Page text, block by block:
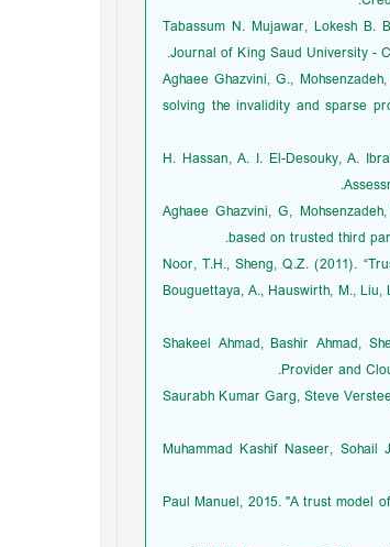
[7] Tabassum N. Mujawar, Lokesh
Journal of King Saud University -
[8] Aghaee Ghazvini, G.,
solving the invalidity and sparse
[9] H. Hassan, A. I. El-Desouky, A.
[10] Aghaee Ghazvini, G,
based on trusted third
[11] Noor, T.H., Sheng, Q.Z.
Bouguettaya, A., Hauswirth, M.,
[12] Shakeel Ahmad, Bashir
Provider and
[13] Saurabh Kumar Garg, Steve
[14] Muhammad Kashif Naseer,
[15] Paul Manuel, 2015. "A trust